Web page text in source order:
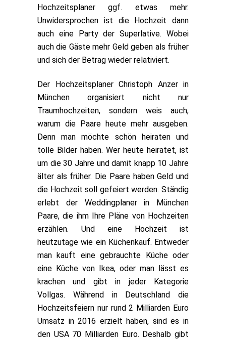
Hochzeitsplaner ggf. etwas mehr.
Unwidersprochen ist die Hochzeit dann
auch eine Party der Superlative. Wobei
auch die Gäste mehr Geld geben als früher
und sich der Betrag wieder relativiert.
Der Hochzeitsplaner Christoph Anzer in
München organisiert nicht nur
Traumhochzeiten, sondern weis auch,
warum die Paare heute mehr ausgeben.
Denn man möchte schön heiraten und
tolle Bilder haben. Wer heute heiratet, ist
um die 30 Jahre und damit knapp 10 Jahre
älter als früher. Die Paare haben Geld und
die Hochzeit soll gefeiert werden. Ständig
erlebt der Weddingplaner in München
Paare, die ihm Ihre Pläne von Hochzeiten
erzählen. Und eine Hochzeit ist
heutzutage wie ein Küchenkauf. Entweder
man kauft eine gebrauchte Küche oder
eine Küche von Ikea, oder man lässt es
krachen und gibt in jeder Kategorie
Vollgas. Während in Deutschland die
Hochzeitsfeiern nur rund 2 Milliarden Euro
Umsatz in 2016 erzielt haben, sind es in
den USA 70 Milliarden Euro. Deshalb gibt